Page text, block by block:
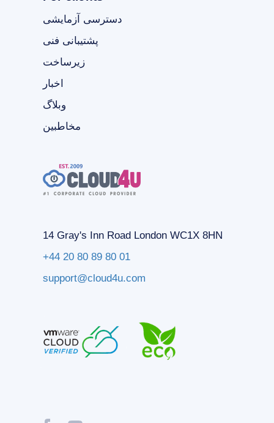
دسترسی آزمایشی
پشتیبانی فنی
زیرساخت
اخبار
وبلاگ
مخاطبین
14 Gray's Inn Road London WC1X 8HN
+44 20 80 89 80 01
support@cloud4u.com